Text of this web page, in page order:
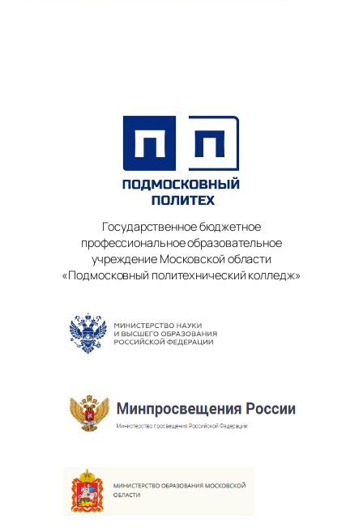
Государственное бюджетное
профессиональное образовательное
учреждение Московской области
«Подмосковный политехнический колледж»